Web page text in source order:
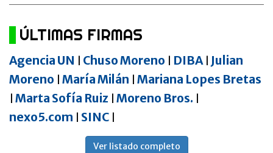
ÚLTIMAS FIRMAS
Agencia UN Chuso Moreno DIBA| Julian
Moreno María Milán Mariana Lopes Bretas
Marta Sofía Ruiz Moreno Bros.
nexo5.com SINC
Ver listado completo